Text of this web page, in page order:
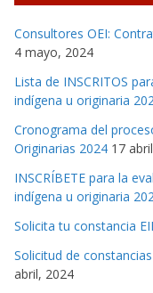
Consultores OEI:
4 mayo, 2024
Lista de INSCRITOS
indígena u originaria
Cronograma del
Originarias 2024 17
INSCRÍBETE para la
indígena u originaria
Solicita tu constancia
Solicitud de
abril, 2024